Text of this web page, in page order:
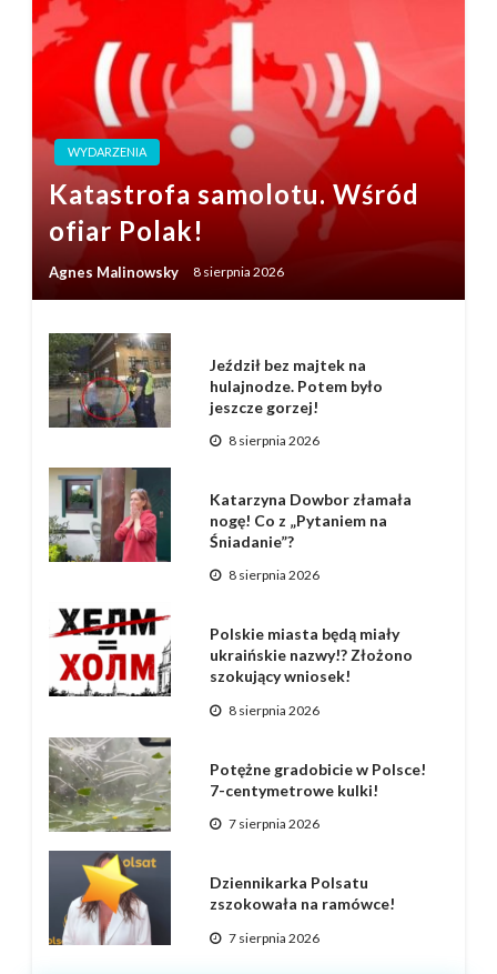
WYDARZENIA
Katastrofa samolotu. Wśród
ofiar Polak!
Agnes Malinowsky 8 sierpnia 2026
Jeździł bez majtek na
hulajnodze. Potem było
jeszcze gorzej!
8 sierpnia 2026
Katarzyna Dowbor złamała
nogę! Co z „Pytaniem na
Śniadanie”?
8 sierpnia 2026
Polskie miasta będą miały
ukraińskie nazwy!? Złożono
szokujący wniosek!
8 sierpnia 2026
Potężne gradobicie w Polsce!
7-centymetrowe kulki!
7 sierpnia 2026
Dziennikarka Polsatu
zszokowała na ramówce!
7 sierpnia 2026